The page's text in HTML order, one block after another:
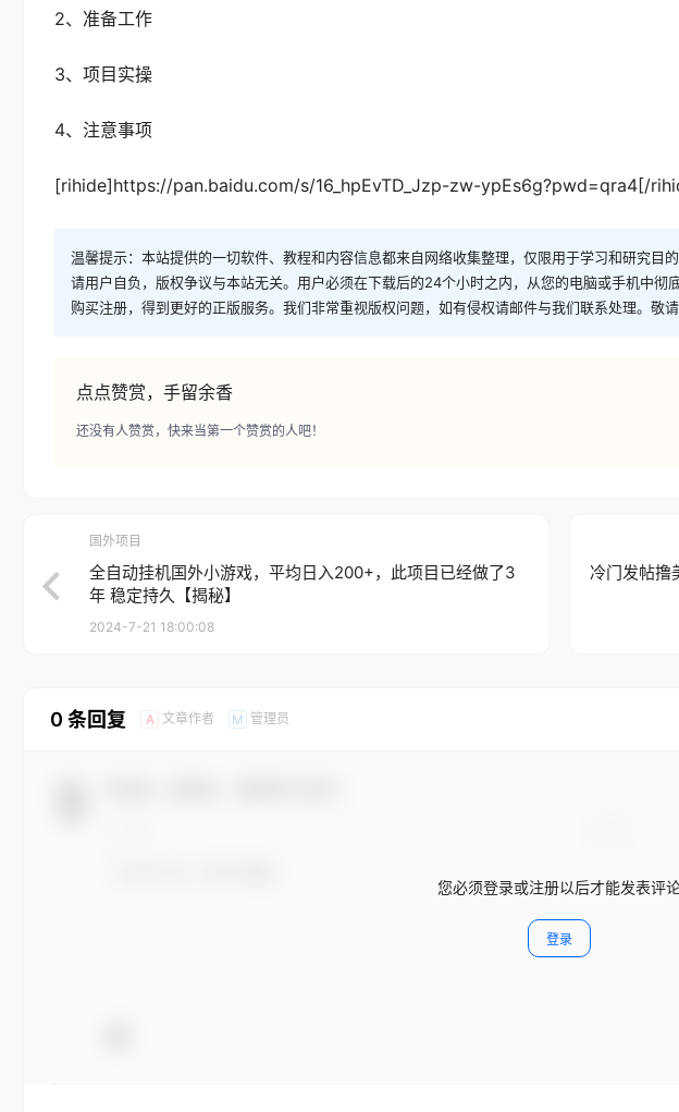
2、准备工作
3、项目实操
4、注意事项
[rihide]https://pan.baidu.com/s/16_hpEvTD_Jzp-zw-ypEs6g?pwd=qra4[/
温馨提示：本站提供的一切软件、教程和内容信息都来自网络收集整理，仅限用于学习和研究目
请用户自负，版权争议与本站无关。用户必须在下载后的24个小时之内，从您的电脑或手机中彻
购买注册，得到更好的正版服务。我们非常重视版权问题，如有侵权请邮件与我们联系处理。敬请
点点赞赏，手留余香
还没有人赞赏，快来当第一个赞赏的人吧！
国外项目
全自动挂机国外小游戏，平均日入200+，此项目已经做了3
年 稳定持久【揭秘】
2024-7-21 18:00:08
冷门发帖撸
0 条回复 A 文章作者 M 管理员
您必须登录或注册以后才能发表评
登录